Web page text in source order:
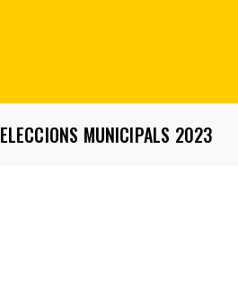
ELECCIONS MUNICIPALS 2023